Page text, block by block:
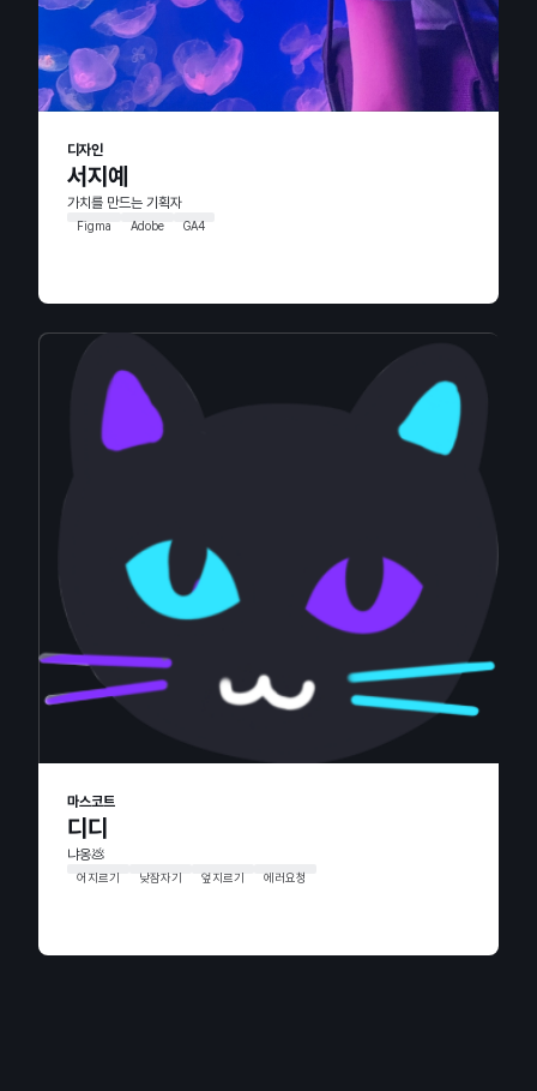
디자인
서지예
가치를 만드는 기획자
Figma Adobe GA4
마스코트
디디
냐옹💩
어지르기 낮잠자기 엎지르기 에러요청